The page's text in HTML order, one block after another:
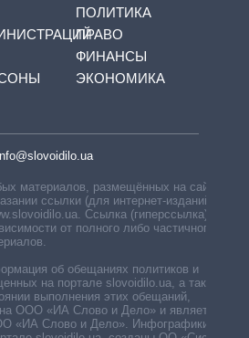
ПОЛИТИКА
ПРАВО
ФИНАНСЫ
ЭКОНОМИКА
материалов, размещённых на сайте,
ссылки (для интернет-изданий —
Ссылка (гиперссылка)
от полного либо частичного
об обещаниях политиков и
на портале slovoidilo.ua, а также
выполнения этих обещаний,
ООО «ИА Слово и Дело» и является
«ИА Слово и Дело». Инфографики,